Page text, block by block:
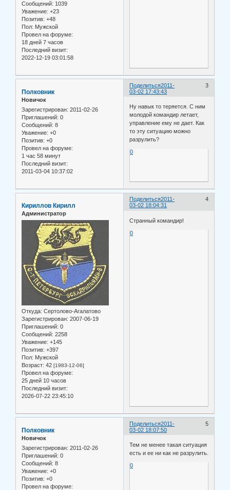
Сообщений: 1039
Уважение: +23
Позитив: +48
Пол: Мужской
Провел на форуме:
18 дней 7 часов
Последний визит:
2022-12-19 03:01:58
Поделиться 3
2011-
03-02 17:43:43
Полковник
Новичок
Зарегистрирован: 2011-02-26
Приглашений: 0
Сообщений: 8
Уважение: +0
Позитив: +0
Провел на форуме:
1 час 58 минут
Последний визит:
2011-03-04 10:37:02
Ну навык то теряется. С ним
молодой командир летает,
управление ему не дает. Как
то эту ситуацию можно
разрулить?
0
Поделиться 4
2011-
03-02 18:04:31
Кириллов Кирилл
Администратор
Откуда: Сертолово-Агалатово
Зарегистрирован: 2007-06-19
Приглашений: 0
Сообщений: 2258
Уважение: +145
Позитив: +397
Пол: Мужской
Возраст: 42 [1983-12-06]
Провел на форуме:
25 дней 10 часов
Последний визит:
2026-07-22 23:45:10
Странный командир!
0
Поделиться 5
2011-
03-02 18:07:50
Полковник
Новичок
Зарегистрирован: 2011-02-26
Приглашений: 0
Сообщений: 8
Уважение: +0
Позитив: +0
Провел на форуме:
Тем не менее такая ситуация
есть и ее ни как не разрулить.
0